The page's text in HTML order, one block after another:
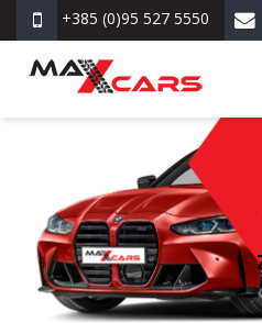
+385 (0)95 527 5550